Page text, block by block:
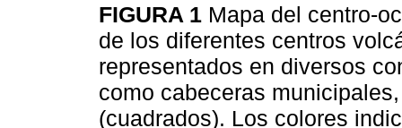
FIGURA 1 Mapa del centro-
de los diferentes centros
representados en diversos
como cabeceras
(cuadrados). Los colores